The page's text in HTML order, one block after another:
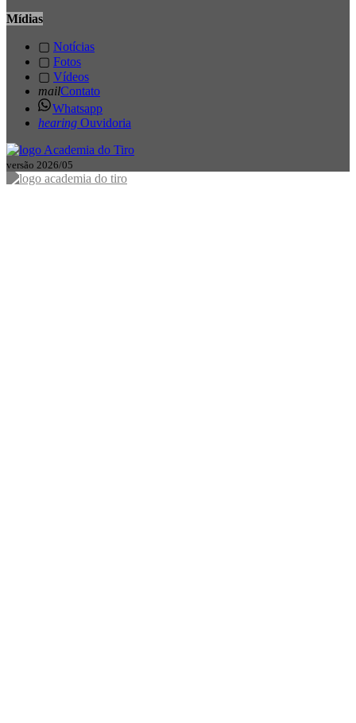
Mídias
▢ Notícias
▢ Fotos
▢ Vídeos
mailContato
Whatsapp
hearing Ouvidoria
versão 2026/05